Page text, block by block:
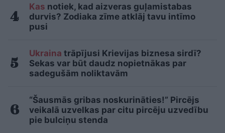
Kas notiek, kad aizveras guļamistabas
durvis? Zodiaka zīme atklāj tavu intīmo
pusi
Ukraina trāpījusi Krievijas biznesa sirdī?
Sekas var būt daudz nopietnākas par
sadegušām noliktavām
“Šausmās gribas noskurināties!” Pircējs
veikalā uzvelkas par citu pircēju uzvedību
pie bulciņu stenda